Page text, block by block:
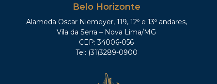
Belo Horizonte
Alameda Oscar Niemeyer, 119, 12º e 13º andares,
Vila da Serra – Nova Lima/MG
CEP: 34006-056
Tel: (31)3289-0900